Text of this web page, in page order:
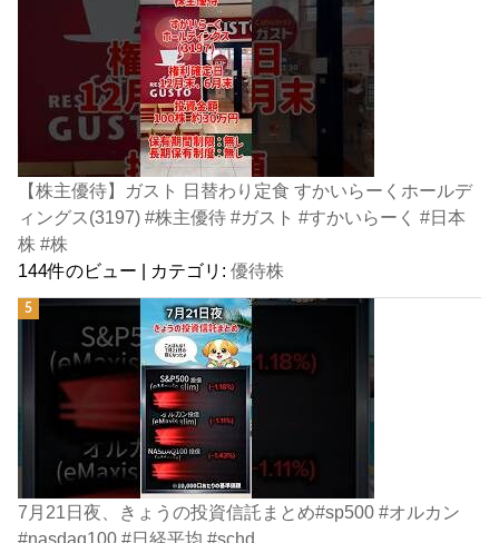
【株主優待】ガスト 日替わり定食 すかいらーくホールデ
ィングス(3197) #株主優待 #ガスト #すかいらーく #日本
株 #株
144件のビュー | カテゴリ:優待株
7月21日夜、きょうの投資信託まとめ#sp500 #オルカン
#nasdaq100 #日経平均 #schd